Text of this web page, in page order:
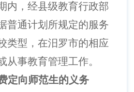
内，经县级教育行政部
普通计划所规定的服务
类型，在汨罗市的相应
从事教育管理工作。
定向师范生的义务